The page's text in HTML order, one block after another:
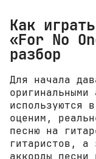
Как
«For No
разбор
Для начала
используются
оценим,
песню на
гитаристов, а